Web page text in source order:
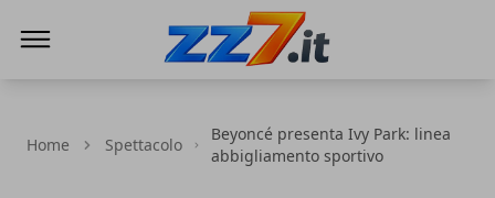
Home Spettacolo
Beyoncé presenta Ivy Park: linea
abbigliamento sportivo